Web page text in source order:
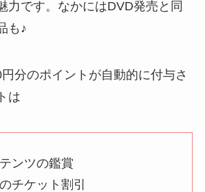
力です。なかにはDVD発売と同
も♪
分のポイントが自動的に付与さ
は
ンツの鑑賞
チケット割引